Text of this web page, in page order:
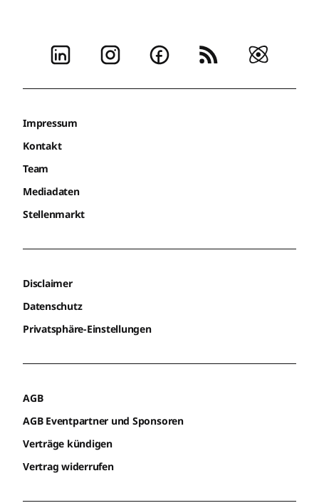
Impressum
Kontakt
Team
Mediadaten
Stellenmarkt
Disclaimer
Datenschutz
Privatsphäre-Einstellungen
AGB
AGB Eventpartner und Sponsoren
Verträge kündigen
Vertrag widerrufen